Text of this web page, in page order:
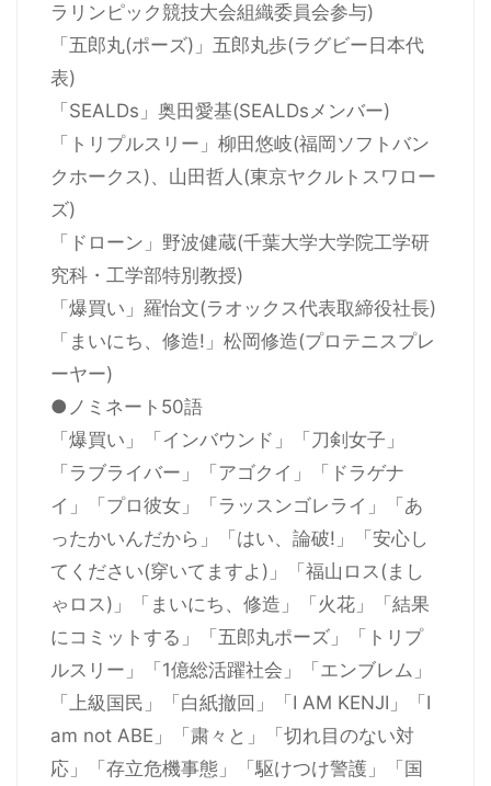
ラリンピック競技大会組織委員会参与)
「五郎丸(ポーズ)」五郎丸歩(ラグビー日本代
表)
「SEALDs」奥田愛基(SEALDsメンバー)
「トリプルスリー」柳田悠岐(福岡ソフトバン
クホークス)、山田哲人(東京ヤクルトスワロー
ズ)
「ドローン」野波健蔵(千葉大学大学院工学研
究科・工学部特別教授)
「爆買い」羅怡文(ラオックス代表取締役社長)
「まいにち、修造!」松岡修造(プロテニスプレ
ーヤー)
●ノミネート50語
「爆買い」「インバウンド」「刀剣女子」
「ラブライバー」「アゴクイ」「ドラゲナ
イ」「プロ彼女」「ラッスンゴレライ」「あ
ったかいんだから」「はい、論破!」「安心し
てください(穿いてますよ)」「福山ロス(まし
ゃロス)」「まいにち、修造」「火花」「結果
にコミットする」「五郎丸ポーズ」「トリプ
ルスリー」「1億総活躍社会」「エンブレム」
「上級国民」「白紙撤回」「I AM KENJI」「I
am not ABE」「粛々と」「切れ目のない対
応」「存立危機事態」「駆けつけ警護」「国